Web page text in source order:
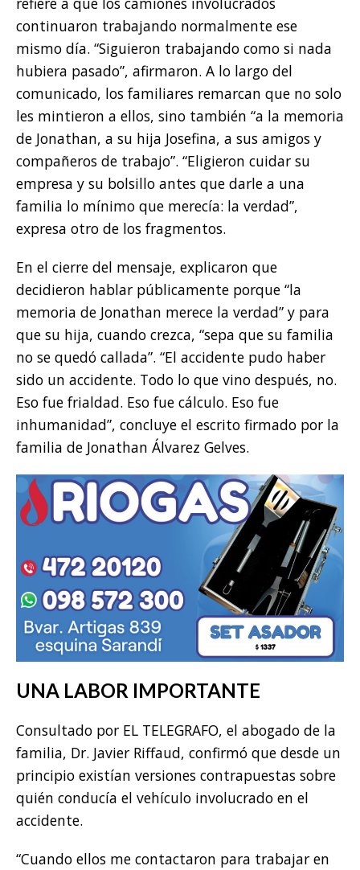
continuaron trabajando normalmente ese
mismo día. “Siguieron trabajando como si nada
hubiera pasado”, afirmaron. A lo largo del
comunicado, los familiares remarcan que no solo
les mintieron a ellos, sino también “a la memoria
de Jonathan, a su hija Josefina, a sus amigos y
compañeros de trabajo”. “Eligieron cuidar su
empresa y su bolsillo antes que darle a una
familia lo mínimo que merecía: la verdad”,
expresa otro de los fragmentos.
En el cierre del mensaje, explicaron que
decidieron hablar públicamente porque “la
memoria de Jonathan merece la verdad” y para
que su hija, cuando crezca, “sepa que su familia
no se quedó callada”. “El accidente pudo haber
sido un accidente. Todo lo que vino después, no.
Eso fue frialdad. Eso fue cálculo. Eso fue
inhumanidad”, concluye el escrito firmado por la
familia de Jonathan Álvarez Gelves.
UNA LABOR IMPORTANTE
Consultado por EL TELEGRAFO, el abogado de la
familia, Dr. Javier Riffaud, confirmó que desde un
principio existían versiones contrapuestas sobre
quién conducía el vehículo involucrado en el
accidente.
“Cuando ellos me contactaron para trabajar en